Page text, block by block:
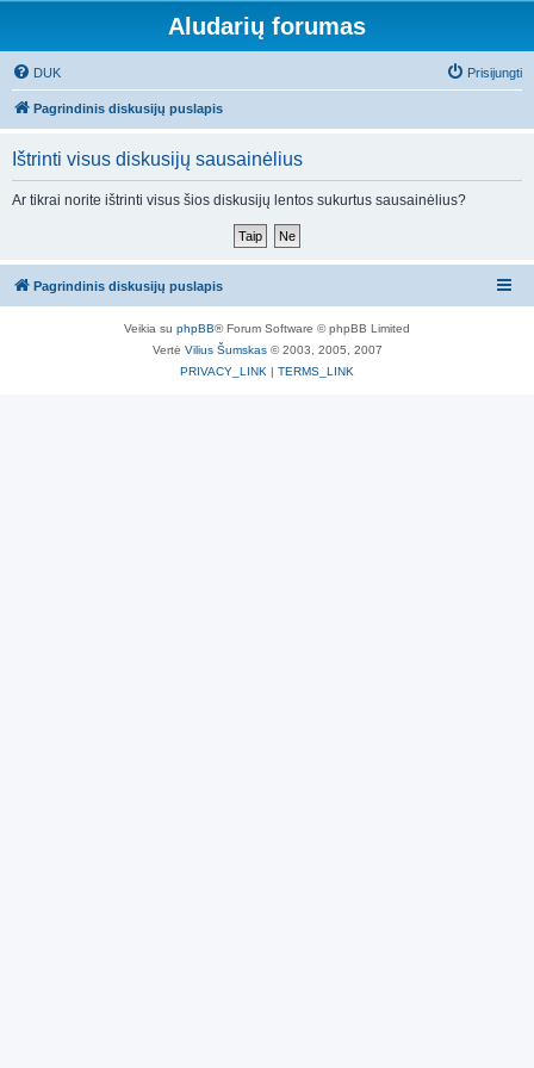
Aludarių forumas
DUK Prisijungti
Pagrindinis diskusijų puslapis
Ištrinti visus diskusijų sausainėlius
Ar tikrai norite ištrinti visus šios diskusijų lentos sukurtus sausainėlius?
Pagrindinis diskusijų puslapis
Veikia su phpBB® Forum Software © phpBB Limited
Vertė Vilius Šumskas© 2003, 2005, 2007
PRIVACY_LINK | TERMS_LINK